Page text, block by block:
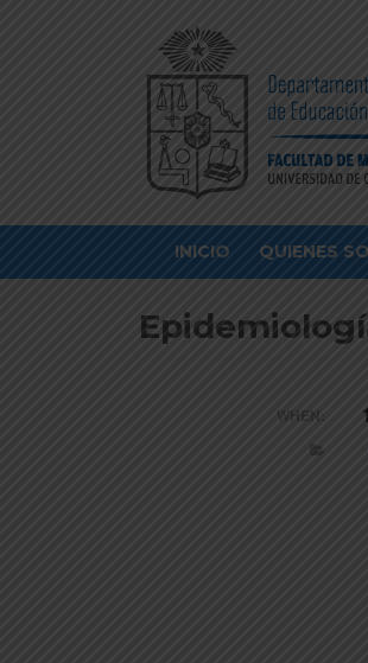
INICIO QUIENES
WHEN: